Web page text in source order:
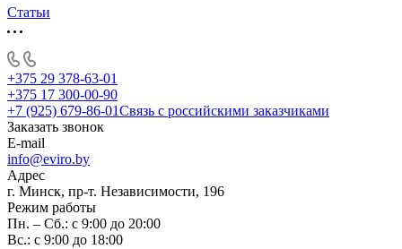
Статьи
+375 29 378-63-01
+375 17 300-00-90
+7 (925) 679-86-01Связь с российскими заказчиками
Заказать звонок
E-mail
info@eviro.by
Адрес
г. Минск, пр-т. Независимости, 196
Режим работы
Пн. – Сб.: с 9:00 до 20:00
Вс.: с 9:00 до 18:00